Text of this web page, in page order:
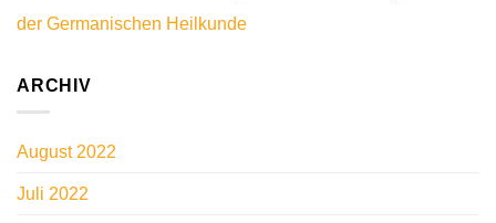
der Germanischen Heilkunde
ARCHIV
August 2022
Juli 2022